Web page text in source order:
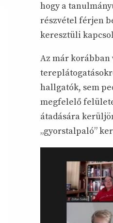
hogy a
részvétel férjen
keresztüli
Az már korábban
hallgatók, sem
megfelelő
átadására
„gyorstalpaló”